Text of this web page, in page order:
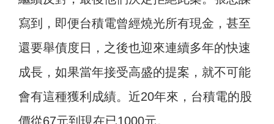
寫到，即便台積電曾經燒光所有現金，甚至
還要舉債度日，之後也迎來連續多年的快速
成長，如果當年接受高盛的提案，就不可能
會有這種獲利成績。近20年來，台積電的股
價從67元到現在已1000元。